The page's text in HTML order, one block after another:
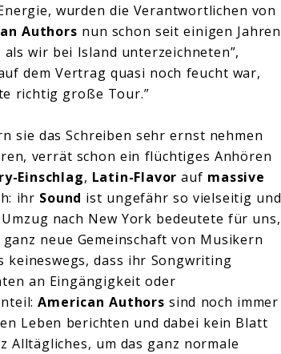
wurden die Verantwortlichen von
Authors nun schon seit einigen Jahren
wir bei Island unterzeichneten”,
dem Vertrag quasi noch feucht war,
richtig große Tour.”
sie das Schreiben sehr ernst nehmen
verrät schon ein flüchtiges Anhören
Einschlag, Latin-Flavor auf massive
ihr Sound ist ungefähr so vielseitig und
nach New York bedeutete für uns,
neue Gemeinschaft von Musikern
keineswegs, dass ihr Songwriting
an Eingängigkeit oder
American Authors sind noch immer
Leben berichten und dabei kein Blatt
Alltägliches, um das ganz normale